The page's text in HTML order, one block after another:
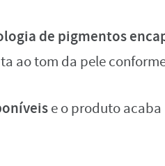
de pigmentos
ao tom da pele
e o produto